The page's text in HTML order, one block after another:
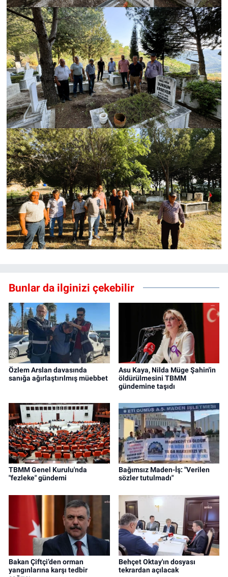
Bunlar da ilginizi çekebilir
Özlem Arslan davasında
sanığa ağırlaştırılmış müebbet
Asu Kaya, Nilda Müge Şahin'in
öldürülmesini TBMM
gündemine taşıdı
TBMM Genel Kurulu'nda
"fezleke" gündemi
Bağımsız Maden-İş: "Verilen
sözler tutulmadı"
Bakan Çiftçi’den orman
yangınlarına karşı tedbir
Behçet Oktay'ın dosyası
tekrardan açılacak